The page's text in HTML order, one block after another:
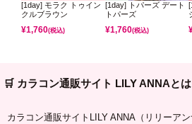
[1day] モラク トゥイン
クルブラウン
¥1,760(税込)
[1day] トパーズ デート
トパーズ
¥1,760(税込)
🛒 カラコン通販サイト LILY ANNAとは
カラコン通販サイトLILY ANNA（リリーアン